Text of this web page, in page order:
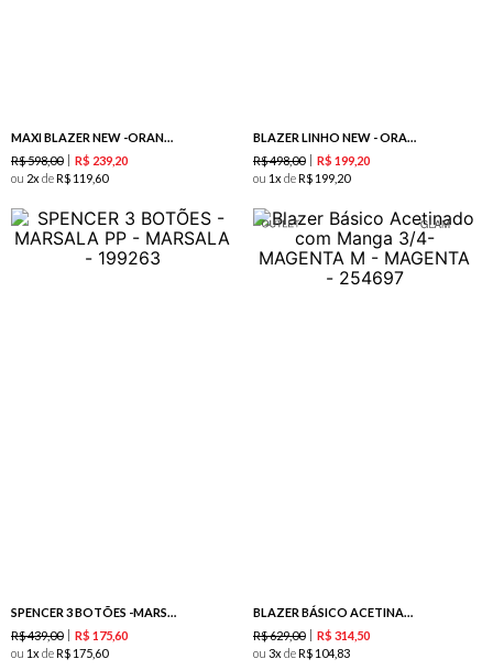
MAXI BLAZER NEW -ORANGE
R$598,00 R$ 239 20
ou 2 deR$ 119 60
BLAZER LINHO NEW - ORANGE
R$498,00 R$ 199 20
ou 1 deR$ 199 20
SPENCER 3 BOTÕES -MARSALA
R$439,00 R$ 17560
ou 1 deR$ 175 60
BLAZER BÁSICO ACETINADO COM MANGA 3/4-MAGENTA
R$629,00 R$ 314 50
ou 3 deR$ 104 83